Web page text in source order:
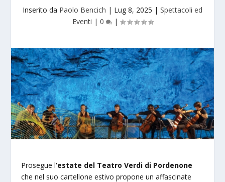
Inserito da Paolo Bencich | Lug 8, 2025 | Spettacoli ed
Eventi | 0 |
Prosegue l’estate del TeatroVerdi di Pordenone
che nel suo cartellone estivo propone un affascinate